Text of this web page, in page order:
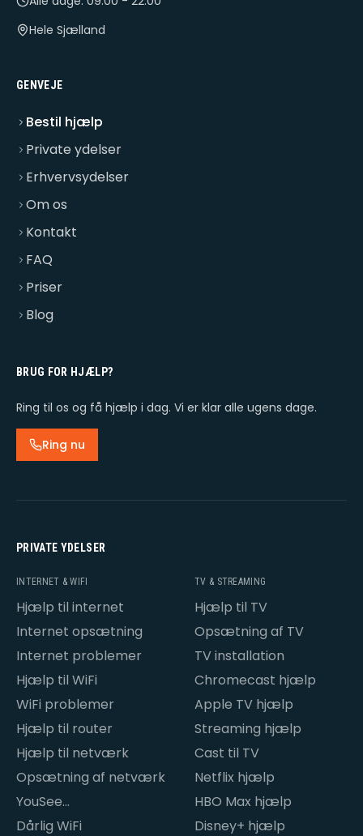
Hele Sjælland
GENVEJE
Bestil hjælp
Private ydelser
Erhvervsydelser
Om os
Kontakt
FAQ
Priser
Blog
BRUG FOR HJÆLP?
Ring til os og få hjælp i dag. Vi er klar alle ugens dage.
Ring nu
PRIVATE YDELSER
INTERNET & WIFI
Hjælp til internet
Internet opsætning
Internet problemer
Hjælp til WiFi
WiFi problemer
Hjælp til router
Hjælp til netværk
Opsætning af netværk
YouSee
internetproblemer
Dårlig WiFi
TV & STREAMING
Hjælp til TV
Opsætning af TV
TV installation
Chromecast hjælp
Apple TV hjælp
Streaming hjælp
Cast til TV
Netflix hjælp
HBO Max hjælp
Disney+ hjælp